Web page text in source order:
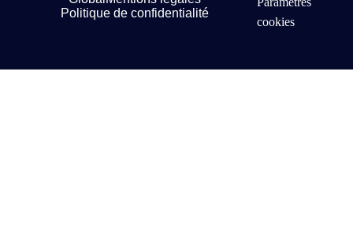
Politique de confidentialité
cookies